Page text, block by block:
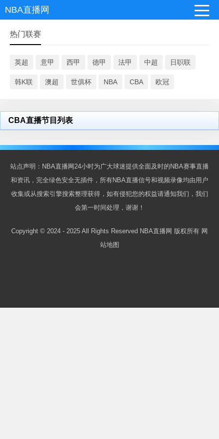
NBA直播网
热门联赛
英超 意甲 西甲 德甲 法甲 中超 日职联
韩K联 澳超 世俱杯 NBA CBA 欧冠
CBA直播节目列表
站点声明：NBA直播网24小时为广大球迷提供全面及时的NBA赛事直播
和资讯，完全绿色安全无插件，所有NBA直播信号和视频录像均由用户
收集或从搜索引擎搜索整理获得，如有侵犯您的权益请通知我们，我们
会第一时间处理，谢谢！
Copyright © 2024 - 2025 All Rights Reserved NBA直播网 版权所有 网
站地图